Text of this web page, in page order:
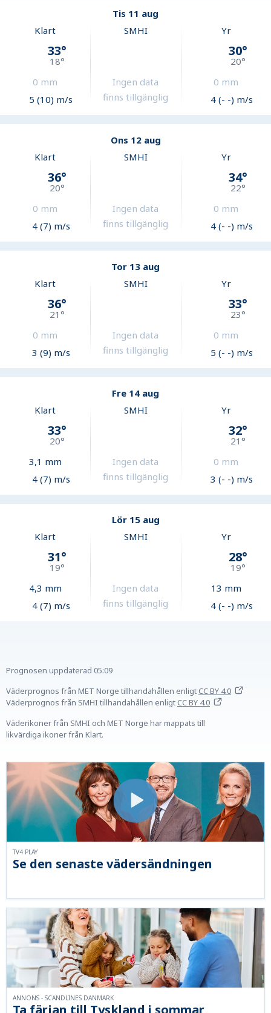
Tis 11 aug
Klart
33°
18°
0 mm
5 (10) m/s
SMHI
Ingen data
finns tillgänglig
Yr
30°
20°
0 mm
4 (- -) m/s
Ons 12 aug
Klart
36°
20°
0 mm
4 (7) m/s
SMHI
Ingen data
finns tillgänglig
Yr
34°
22°
0 mm
4 (- -) m/s
Tor 13 aug
Klart
36°
21°
0 mm
3 (9) m/s
SMHI
Ingen data
finns tillgänglig
Yr
33°
23°
0 mm
5 (- -) m/s
Fre 14 aug
Klart
33°
20°
3,1 mm
4 (7) m/s
SMHI
Ingen data
finns tillgänglig
Yr
32°
21°
0 mm
3 (- -) m/s
Lör 15 aug
Klart
31°
19°
4,3 mm
4 (7) m/s
SMHI
Ingen data
finns tillgänglig
Yr
28°
19°
13 mm
4 (- -) m/s
Prognosen uppdaterad 05:09
Väderprognos från MET Norge tillhandahållen enligtCC BY 4.0
Väderprognos från SMHI tillhandahållen enligtCC BY 4.0
Väderikoner från SMHI och MET Norge har mappats till
likvärdiga ikoner från Klart.
Se den senaste vädersändningen
TV4 PLAY
ANNONS - SCANDLINES DANMARK